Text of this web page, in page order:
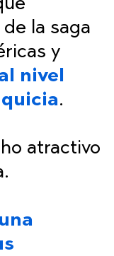
la saga
y
nivel
.
atractivo